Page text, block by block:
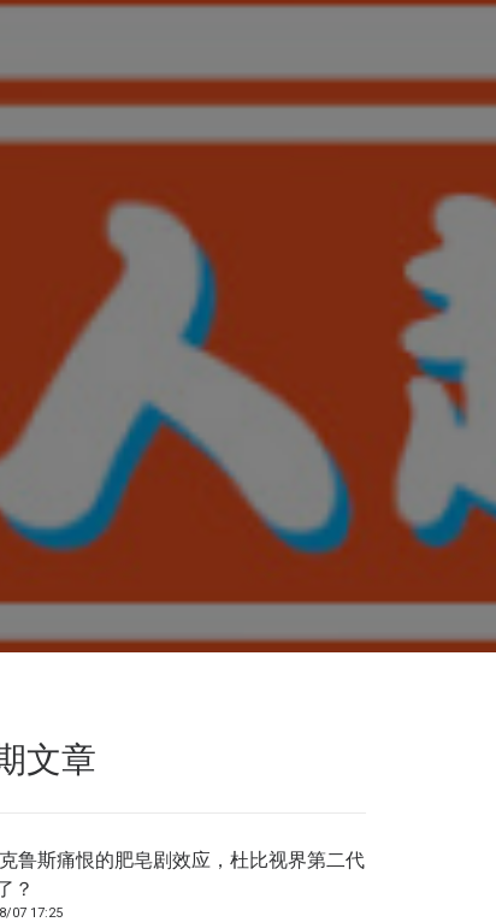
文章
克鲁斯痛恨的肥皂剧效应，杜比视界第二代
？
07 17:25